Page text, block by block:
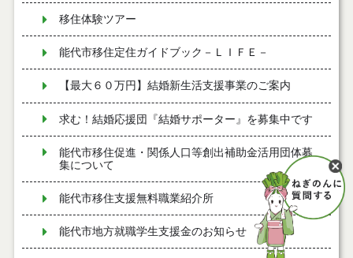
移住体験ツアー
能代市移住定住ガイドブック－ＬＩＦＥ－
【最大６０万円】結婚新生活支援事業のご案内
求む！結婚応援団『結婚サポーター』を募集中です
能代市移住促進・関係人口等創出補助金活用団体募
集について
能代市移住支援無料職業紹介所
能代市地方就職学生支援金のお知らせ